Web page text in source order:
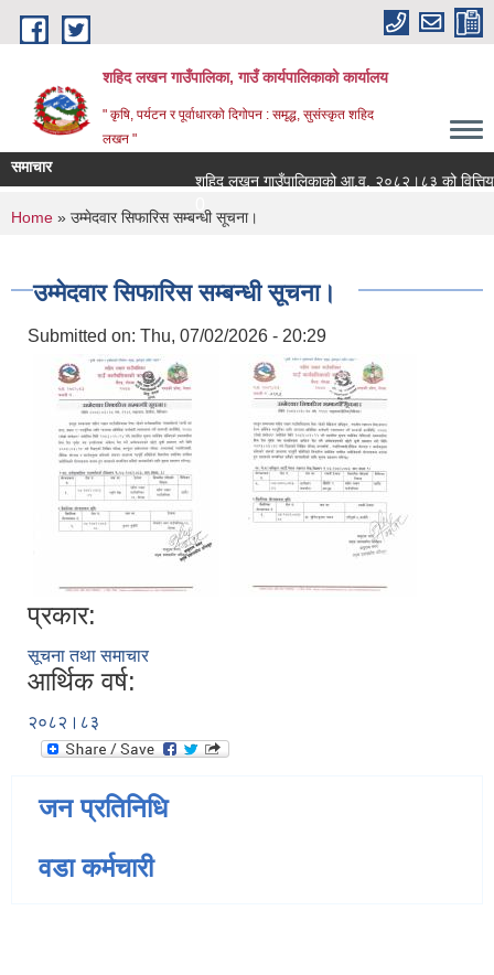
Skip to main content
शहिद लखन गाउँपालिका, गाउँ कार्यपालिकाको कार्यालय
" कृषि, पर्यटन र पूर्वाधारको दिगोपन : समृद्ध, सुसंस्कृत शहिद
लखन "
समाचार
शहिद लखन गाउँपालिकाको आ.व. २०८२।८३ को वित्तिय
You are here
Home » उम्मेदवार सिफारिस सम्बन्धी सूचना।
उम्मेदवार सिफारिस सम्बन्धी सूचना।
Submitted on: Thu, 07/02/2026 - 20:29
प्रकार:
सूचना तथा समाचार
आर्थिक वर्ष:
२०८२।८३
जन प्रतिनिधि
वडा कर्मचारी